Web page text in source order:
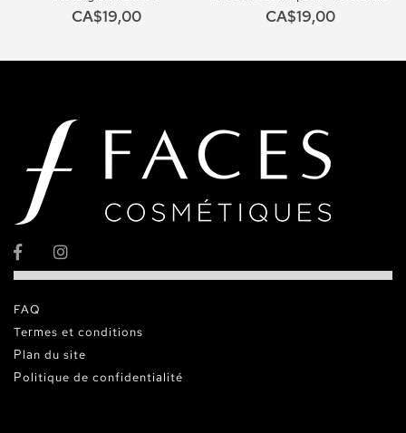
CA$19,00 CA$19,00
FAQ
Termes et conditions
Plan du site
Politique de confidentialité